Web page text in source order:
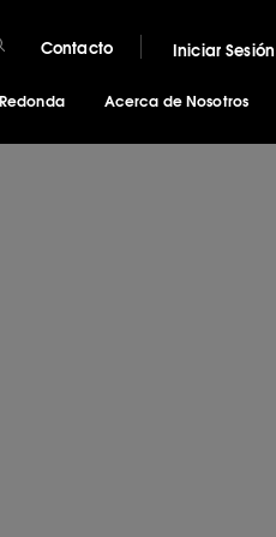
Contacto Iniciar Sesión
Acerca de Nosotros